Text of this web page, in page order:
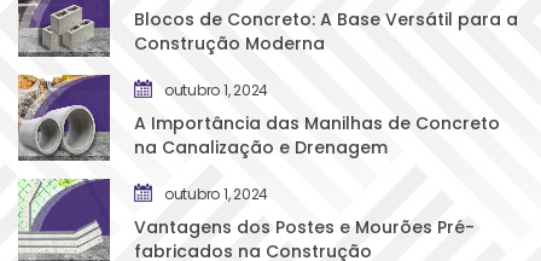
Blocos de Concreto: A Base Versátil para a
Construção Moderna
outubro 1, 2024
A Importância das Manilhas de Concreto
na Canalização e Drenagem
outubro 1, 2024
Vantagens dos Postes e Mourões Pré-
fabricados na Construção